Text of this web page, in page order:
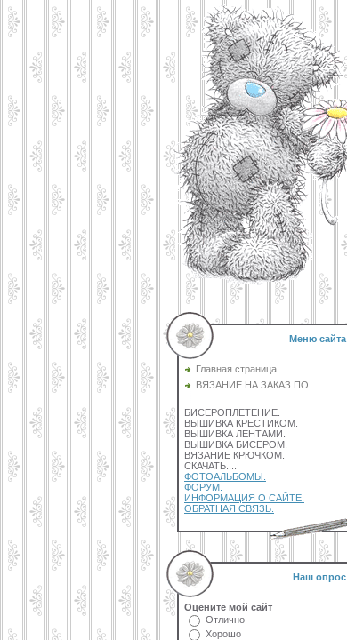
Меню сайта
Главная страница
ВЯЗАНИЕ НА ЗАКАЗ ПО ...
БИСЕРОПЛЕТЕНИЕ.
ВЫШИВКА КРЕСТИКОМ.
ВЫШИВКА ЛЕНТАМИ.
ВЫШИВКА БИСЕРОМ.
ВЯЗАНИЕ КРЮЧКОМ.
СКАЧАТЬ....
ФОТОАЛЬБОМЫ.
ФОРУМ.
ИНФОРМАЦИЯ О САЙТЕ.
ОБРАТНАЯ СВЯЗЬ.
Наш опрос
Оцените мой сайт
Отлично
Хорошо